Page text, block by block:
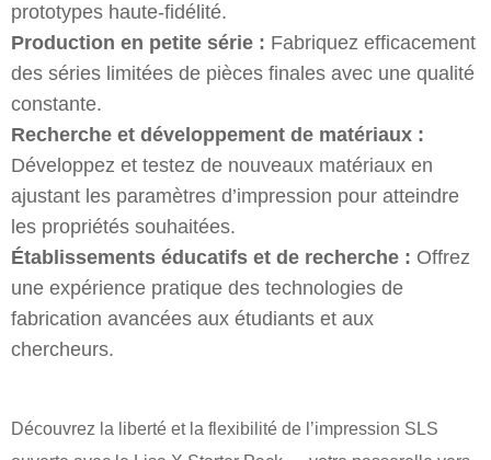
prototypes haute-fidélité.
Production en petite série : Fabriquez efficacement
des séries limitées de pièces finales avec une qualité
constante.
Recherche et développement de matériaux :
Développez et testez de nouveaux matériaux en
ajustant les paramètres d’impression pour atteindre
les propriétés souhaitées.
Établissements éducatifs et de recherche : Offrez
une expérience pratique des technologies de
fabrication avancées aux étudiants et aux
chercheurs.
Découvrez la liberté et la flexibilité de l’impression SLS